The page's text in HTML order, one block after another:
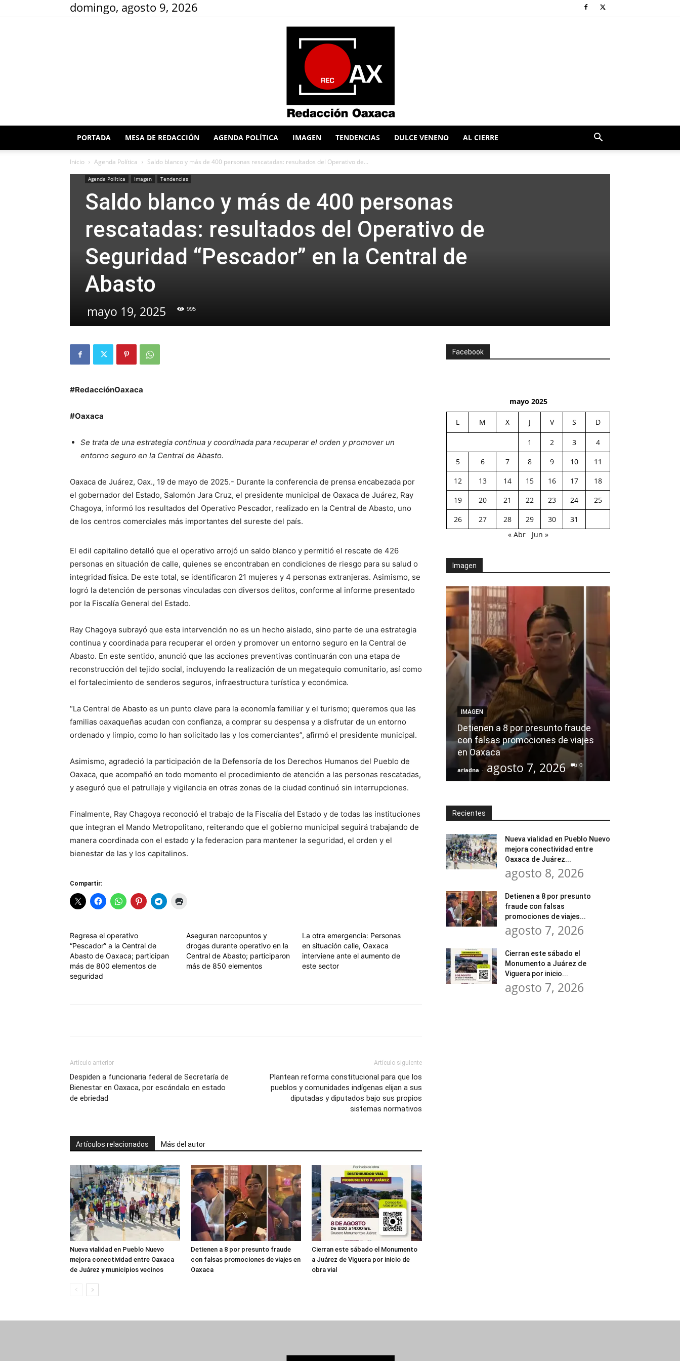
domingo, agosto 9, 2026
Redacción
Oaxaca
PORTADA MESA DE REDACCIÓN AGENDA POLÍTICA IMAGEN TENDENCIAS DULCE VENENO AL CIERRE
Inicio Agenda Política Saldo blanco y más de 400 personas rescatadas: resultados del Operativo de...
Agenda Política Imagen Tendencias
Saldo blanco y más de 400 personas
rescatadas: resultados del Operativo de
Seguridad “Pescador” en la Central de
Abasto
mayo 19, 2025 995
#RedacciónOaxaca
#Oaxaca
Se trata de una estrategia continua y coordinada para recuperar el orden y promover un
entorno seguro en la Central de Abasto.
Oaxaca de Juárez, Oax., 19 de mayo de 2025.- Durante la conferencia de prensa encabezada por
el gobernador del Estado, Salomón Jara Cruz, el presidente municipal de Oaxaca de Juárez, Ray
Chagoya, informó los resultados del Operativo Pescador, realizado en la Central de Abasto, uno
de los centros comerciales más importantes del sureste del país.
El edil capitalino detalló que el operativo arrojó un saldo blanco y permitió el rescate de 426
personas en situación de calle, quienes se encontraban en condiciones de riesgo para su salud o
integridad física. De este total, se identificaron 21 mujeres y 4 personas extranjeras. Asimismo, se
logró la detención de personas vinculadas con diversos delitos, conforme al informe presentado
por la Fiscalía General del Estado.
Ray Chagoya subrayó que esta intervención no es un hecho aislado, sino parte de una estrategia
continua y coordinada para recuperar el orden y promover un entorno seguro en la Central de
Abasto. En este sentido, anunció que las acciones preventivas continuarán con una etapa de
reconstrucción del tejido social, incluyendo la realización de un megatequio comunitario, así como
el fortalecimiento de senderos seguros, infraestructura turística y económica.
“La Central de Abasto es un punto clave para la economía familiar y el turismo; queremos que las
familias oaxaqueñas acudan con confianza, a comprar su despensa y a disfrutar de un entorno
ordenado y limpio, como lo han solicitado las y los comerciantes”, afirmó el presidente municipal.
Asimismo, agradeció la participación de la Defensoría de los Derechos Humanos del Pueblo de
Oaxaca, que acompañó en todo momento el procedimiento de atención a las personas rescatadas,
y aseguró que el patrullaje y vigilancia en otras zonas de la ciudad continuó sin interrupciones.
Finalmente, Ray Chagoya reconoció el trabajo de la Fiscalía del Estado y de todas las instituciones
que integran el Mando Metropolitano, reiterando que el gobierno municipal seguirá trabajando de
manera coordinada con el estado y la federacion para mantener la seguridad, el orden y el
bienestar de las y los capitalinos.
Compartir:
Regresa el operativo
“Pescador” a la Central de
Abasto de Oaxaca; participan
más de 800 elementos de
seguridad
Aseguran narcopuntos y
drogas durante operativo en la
Central de Abasto; participaron
más de 850 elementos
La otra emergencia: Personas
en situación calle, Oaxaca
interviene ante el aumento de
este sector
Artículo anterior
Despiden a funcionaria federal de Secretaría de
Bienestar en Oaxaca, por escándalo en estado
de ebriedad
Artículo siguiente
Plantean reforma constitucional para que los
pueblos y comunidades indígenas elijan a sus
diputadas y diputados bajo sus propios
sistemas normativos
Artículos relacionados Más del autor
Nueva vialidad en Pueblo Nuevo
mejora conectividad entre Oaxaca
de Juárez y municipios vecinos
Detienen a 8 por presunto fraude
con falsas promociones de viajes en
Oaxaca
Cierran este sábado el Monumento
a Juárez de Viguera por inicio de
obra vial
Facebook
mayo 2025
L M X J V S D
1 2 3
4
5
6 7 8 9 10
11
12
13 14 15 16 17
18
19
20 21 22 23 24
25
26
27 28 29 30
31
« Abr
Jun »
Imagen
IMAGEN
Detienen a 8 por presunto fraude
con falsas promociones de viajes
en Oaxaca
ariadna - agosto 7, 2026 0
Recientes
Nueva vialidad en Pueblo Nuevo
mejora conectividad entre
Oaxaca de Juárez...
agosto 8, 2026
Detienen a 8 por presunto
fraude con falsas
promociones de viajes...
agosto 7, 2026
Cierran este sábado el
Monumento a Juárez de
Viguera por inicio...
agosto 7, 2026